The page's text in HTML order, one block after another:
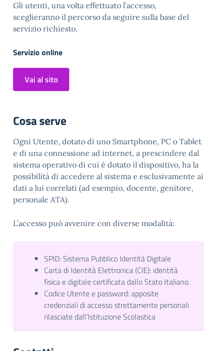
Gli utenti, una volta effettuato l’accesso,
sceglieranno il percorso da seguire sulla base del
servizio richiesto.
Servizio online
Vai al sito
Cosa serve
Ogni Utente, dotato di uno Smartphone, PC o Tablet
e di una connessione ad internet, a prescindere dal
sistema operativo di cui è dotato il dispositivo, ha la
possibilità di accedere al sistema e esclusivamente ai
dati a lui correlati (ad esempio, docente, genitore,
personale ATA).
L’accesso può avvenire con diverse modalità:
SPID: Sistema Pubblico Identità Digitale
Carta di Identità Elettronica (CIE): identità
fisica e digitale certificata dallo Stato Italiano.
Codice Utente e password: apposite
credenziali di accesso strettamente personali
rilasciate dall'Istituzione Scolastica